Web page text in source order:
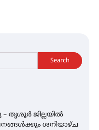
Search
തൃശൂർ ജില്ലയിൽ
ശനിയാഴ്ച